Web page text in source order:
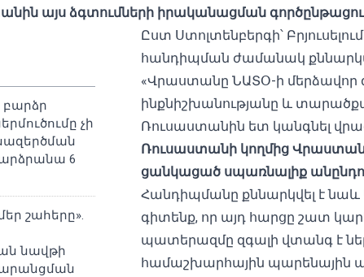
այս ձգտումների իրականացման
չի
6
շահերը».
նավթի
Ըստ Ստոլտենբերգի՝
հանդիպման ժամանակ
«Վրաստանը ՆԱՏՕ-ի մերձավոր
ինքնիշխանությանը և
Ռուսաստանին ետ կանգնել
Ռուսաստանի կողմից
ցանկացած սպառնալիք
Հանդիպմանը քննարկվել է
գիտենք, որ այդ հարցը շատ
պատերազմը զգալի վտանգ է
համաշխարհային պարենային